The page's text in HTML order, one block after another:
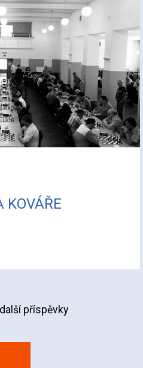
KOVÁŘE
příspěvky